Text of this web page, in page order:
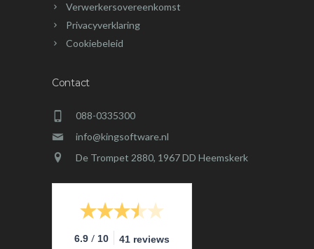
Verwerkersovereenkomst
Privacyverklaring
Cookiebeleid
Contact
088-0335300
info@kingsoftware.nl
De Trompet 2880, 1967 DD Heemskerk
6.9 / 10 41 reviews